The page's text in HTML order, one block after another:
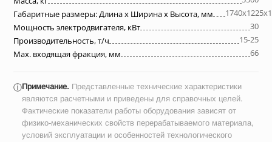
Габаритные размеры: Длина х Ширина х Высота, мм
Мощность электродвигателя, кВт
30
Производительность, т/ч
15-25
Max. входящая фракция, мм
66
ⓘПримечание. Представленные технические характеристики
являются расчетными и приведены для справочных целей.
Фактические показатели работы оборудования зависят от
физико-механических свойств перерабатываемого материала,
условий эксплуатации и особенностей технологического